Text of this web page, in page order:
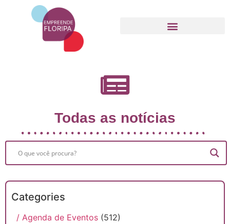
Todas as notícias
Categories
/ Agenda de Eventos (512)